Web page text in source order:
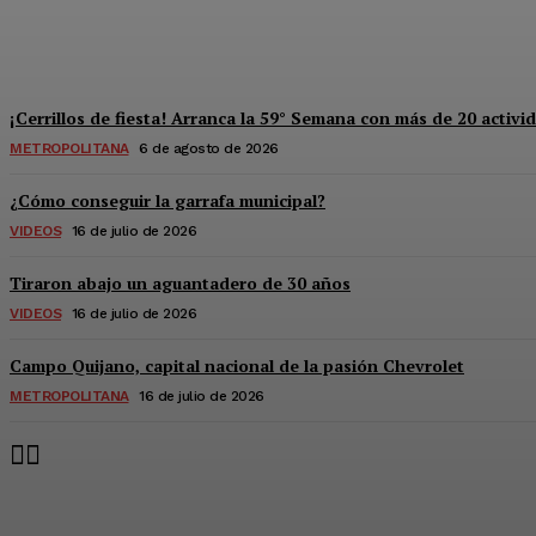
¡Cerrillos de fiesta! Arranca la 59° Semana con más de 20
METROPOLITANA 6 de agosto de 2026
¿Cómo conseguir la garrafa municipal?
VIDEOS 16 de julio de 2026
Tiraron abajo un aguantadero de 30 años
VIDEOS 16 de julio de 2026
Campo Quijano, capital nacional de la pasión Chevrolet
METROPOLITANA 16 de julio de 2026